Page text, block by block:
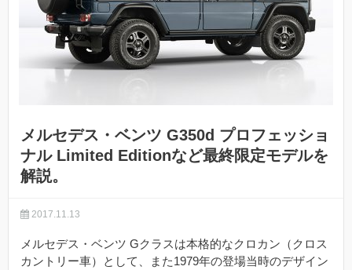
メルセデス・ベンツ G350d プロフェッショ
ナル Limited Editionなど最終限定モデルを
解説。
2017.11.13
メルセデス・ベンツ Gクラスは本格的なクロカン（クロス
カントリー車）として、また1979年の登場当時のデザイン